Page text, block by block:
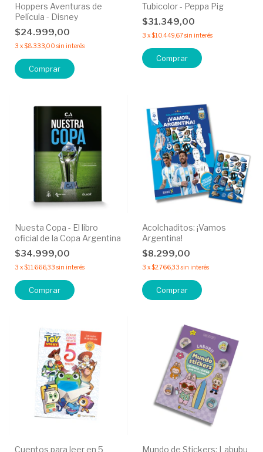
Hoppers Aventuras de
Película - Disney
$24.999,00
3 x$8.333,00 sin interés
Tubicolor - Peppa Pig
$31.349,00
3 x$10.449,67sin interés
Nuesta Copa - El libro
oficial de la Copa Argentina
$34.999,00
3 x$11.666,33 sin interés
Acolchaditos: ¡Vamos
Argentina!
$8.299,00
3 x$2.766,33 sin interés
Cuentos para leer en 5
Mundo de Stickers: Labubu